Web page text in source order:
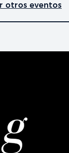
otros eventos